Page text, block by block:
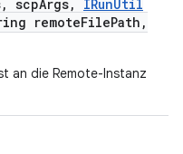
, scpArgs, IRunUtil
remoteFilePath ,
an die Remote-Instanz